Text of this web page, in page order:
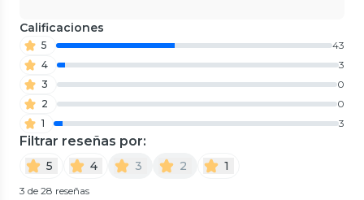
Calificaciones
5
43
4
3
3
0
2
0
1
3
Filtrar reseñas por:
5 4 3 2 1
3 de 28 reseñas